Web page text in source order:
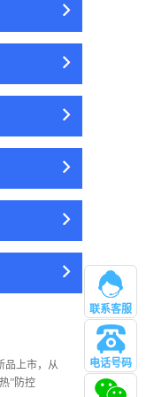
品上市，从
”防控
联系客服
电话号码
管理